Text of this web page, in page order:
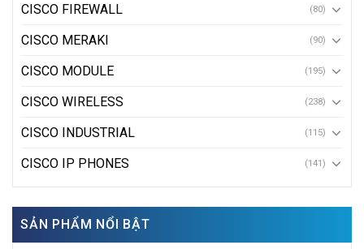
CISCO FIREWALL (80)
CISCO MERAKI (90)
CISCO MODULE (195)
CISCO WIRELESS (238)
CISCO INDUSTRIAL (115)
CISCO IP PHONES (141)
SẢN PHẨM NỔI BẬT